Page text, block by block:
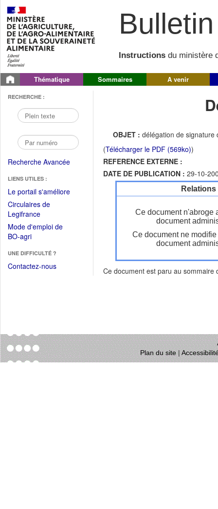
Instructions du ministère
Thématique Sommaires A venir
RECHERCHE :
Recherche Avancée
LIENS UTILES :
Le portail s'améliore(Fichier
Circulaires de
Legifrance(Ouvrir
dans
une
fenêtre)
Mode d'emploi de
BO-agri(Ouvrir
une
nouvelle
UNE DIFFICULTÉ ?
Contactez-nous
OBJET : délégation de signature
(Télécharger le PDF (569ko))
REFERENCE EXTERNE :
DATE DE PUBLICATION : 29-10-
Ce document n'abroge
document
Ce document ne
document
Ce document est paru au sommaire
Plan du site|